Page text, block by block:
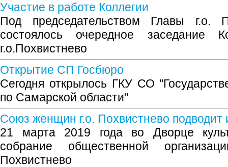
Участие в работе Коллегии
Под председательством Главы г.о.
состоялось очередное заседание
г.о.Похвистнево
Открытие СП Госбюро
Сегодня открылось ГКУ СО
по Самарской области"
Союз женщин г.о. Похвистнево подводит
21 марта 2019 года во Дворце
собрание общественной
Похвистнево